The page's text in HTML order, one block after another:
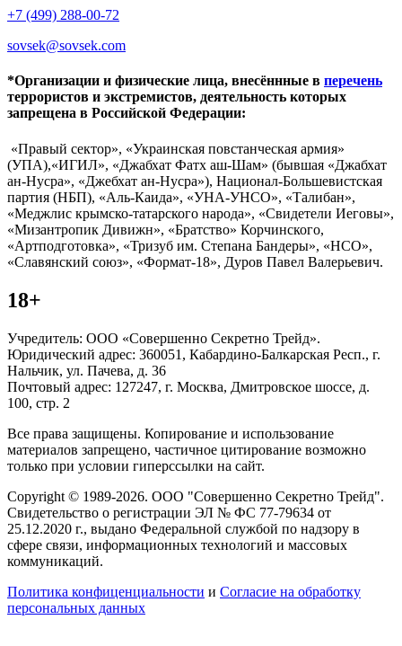
+7 (499) 288-00-72
sovsek@sovsek.com
*Организации и физические лица, внесённные в перечень
террористов и экстремистов, деятельность которых
запрещена в Российской Федерации:
«Правый сектор», «Украинская повстанческая армия»
(УПА),«ИГИЛ», «Джабхат Фатх аш-Шам» (бывшая «Джабхат
ан-Нусра», «Джебхат ан-Нусра»), Национал-Большевистская
партия (НБП), «Аль-Каида», «УНА-УНСО», «Талибан»,
«Меджлис крымско-татарского народа», «Свидетели Иеговы»,
«Мизантропик Дивижн», «Братство» Корчинского,
«Артподготовка», «Тризуб им. Степана Бандеры», «НСО»,
«Славянский союз», «Формат-18», Дуров Павел Валерьевич.
18+
Учредитель: ООО «Совершенно Секретно Трейд».
Юридический адрес: 360051, Кабардино-Балкарская Респ., г.
Нальчик, ул. Пачева, д. 36
Почтовый адрес: 127247, г. Москва, Дмитровское шоссе, д.
100, стр. 2
Все права защищены. Копирование и использование
материалов запрещено, частичное цитирование возможно
только при условии гиперссылки на сайт.
Copyright © 1989-2026. ООО "Совершенно Секретно Трейд".
Свидетельство о регистрации ЭЛ № ФС 77-79634 от
25.12.2020 г., выдано Федеральной службой по надзору в
сфере связи, информационных технологий и массовых
коммуникаций.
Политика конфиценциальности и Согласие на обработку
персональных данных